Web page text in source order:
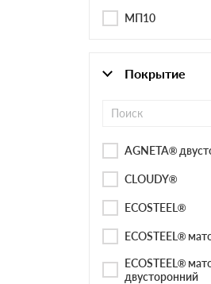
МП10
Покрытие
AGNETA®
CLOUDY®
ECOSTEEL®
ECOSTEEL®
ECOSTEEL®
двусторонний